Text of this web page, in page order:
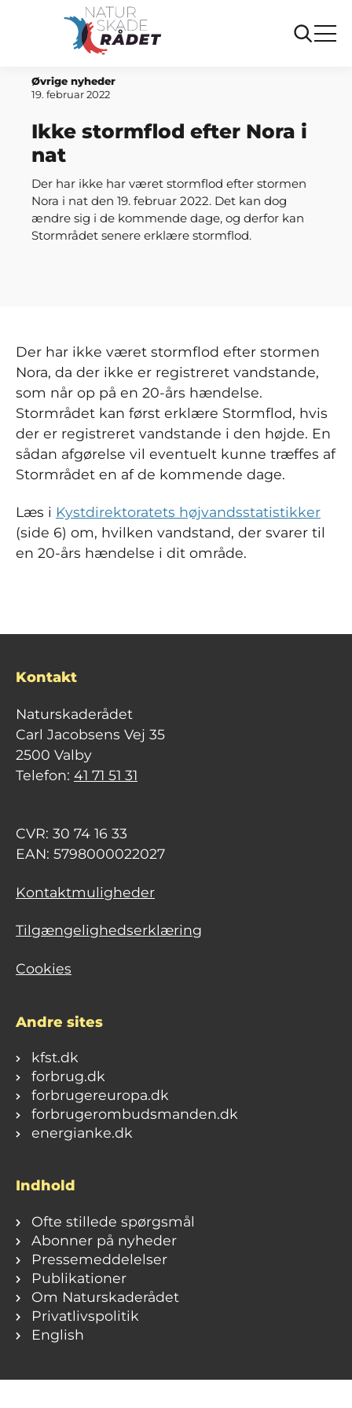
Ikke stormflod efter Nora i nat
Øvrige nyheder
19. februar 2022
Ikke stormflod efter Nora i
nat
Der har ikke har været stormflod efter stormen
Nora i nat den 19. februar 2022. Det kan dog
ændre sig i de kommende dage, og derfor kan
Stormrådet senere erklære stormflod.
Der har ikke været stormflod efter stormen
Nora, da der ikke er registreret vandstande,
som når op på en 20-års hændelse.
Stormrådet kan først erklære Stormflod, hvis
der er registreret vandstande i den højde. En
sådan afgørelse vil eventuelt kunne træffes af
Stormrådet en af de kommende dage.
Læs i Kystdirektoratets højvandsstatistikker
(side 6) om, hvilken vandstand, der svarer til
en 20-års hændelse i dit område.
Kontakt
Naturskaderådet
Carl Jacobsens Vej 35
2500 Valby
Telefon: 41 71 51 31
CVR: 30 74 16 33
EAN: 5798000022027
Kontaktmuligheder
Tilgængelighedserklæring
Cookies
Andre sites
kfst.dk
forbrug.dk
forbrugereuropa.dk
forbrugerombudsmanden.dk
energianke.dk
Indhold
Ofte stillede spørgsmål
Abonner på nyheder
Pressemeddelelser
Publikationer
Om Naturskaderådet
Privatlivspolitik
English